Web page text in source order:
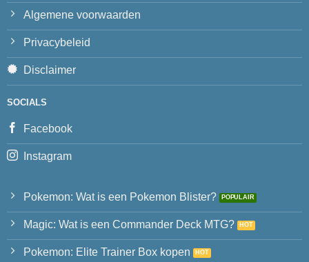
Algemene voorwaarden
Privacybeleid
Disclaimer
SOCIALS
Facebook
Instagram
Pokemon: Wat is een Pokemon Blister?
Magic: Wat is een Commander Deck MTG?
Pokemon: Elite Trainer Box kopen